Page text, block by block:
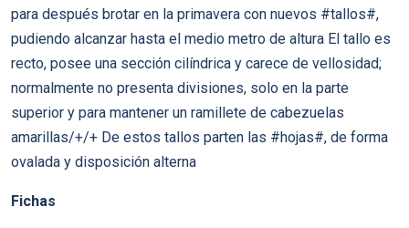
para después brotar en la primavera con nuevos #tallos#,
pudiendo alcanzar hasta el medio metro de altura El tallo es
recto, posee una sección cilíndrica y carece de vellosidad;
normalmente no presenta divisiones, solo en la parte
superior y para mantener un ramillete de cabezuelas
amarillas/+/+ De estos tallos parten las #hojas#, de forma
ovalada y disposición alterna
Fichas